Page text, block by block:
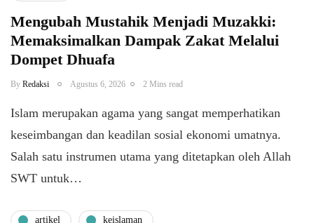
Mengubah Mustahik Menjadi Muzakki:
Memaksimalkan Dampak Zakat Melalui
Dompet Dhuafa
By Redaksi Agustus 6, 2026 2 Mins read
Islam merupakan agama yang sangat memperhatikan
keseimbangan dan keadilan sosial ekonomi umatnya.
Salah satu instrumen utama yang ditetapkan oleh Allah
SWT untuk…
artikel keislaman